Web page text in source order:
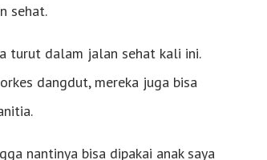
sehat.
turut dalam jalan sehat kali ini.
dangdut, mereka juga bisa
nantinya bisa dipakai anak saya